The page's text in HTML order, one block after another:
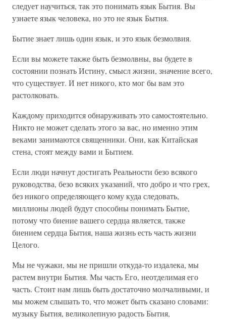
следует научиться, так это понимать язык Бытия. Вы
узнаете язык человека, но это не язык Бытия.
Бытие знает лишь один язык, и это язык безмолвия.
Если вы можете также быть безмолвны, вы будете в
состоянии познать Истину, смысл жизни, значение всего,
что существует. И нет никого, кто мог бы вам это
растолковать.
Каждому приходится обнаруживать это самостоятельно.
Никто не может сделать этого за вас, но именно этим
веками занимаются священники. Они, как Китайская
стена, стоят между вами и Бытием.
Если люди начнут достигать Реальности безо всякого
руководства, безо всяких указаний, что добро и что грех,
без никого определяющего кому куда следовать,
миллионы людей будут способны понимать Бытие,
потому что биение вашего сердца является, также
биением сердца Бытия, наша жизнь есть часть жизни
Целого.
Мы не чужаки, мы не пришли откуда-то издалека, мы
растем внутри Бытия. Мы часть Его, неотделимая его
часть. Стоит нам лишь быть достаточно молчаливыми, и
мы можем слышать то, что может быть сказано словами:
музыку Бытия, великолепную радость Бытия,